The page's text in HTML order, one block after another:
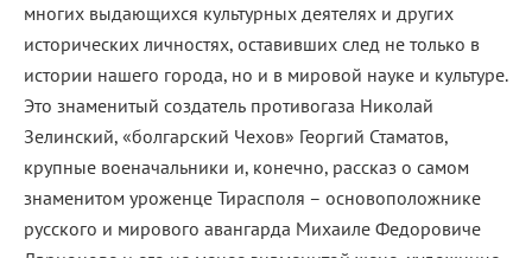
многих выдающихся культурных деятелях и других
исторических личностях, оставивших след не только в
истории нашего города, но и в мировой науке и культуре.
Это знаменитый создатель противогаза Николай
Зелинский, «болгарский Чехов» Георгий Стаматов,
крупные военачальники и, конечно, рассказ о самом
знаменитом уроженце Тирасполя – основоположнике
русского и мирового авангарда Михаиле Федоровиче